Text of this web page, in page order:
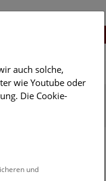
auch solche,
wie Youtube oder
Die Cookie-
und